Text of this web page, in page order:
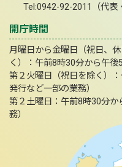
Tel:0942-92-2011（代
開庁時間
月曜日から金曜日（祝日、
く）：午前8時30分から午後
第２火曜日（祝日を除く）
発行など一部の業務）
第２土曜日：午前8時30分
務）